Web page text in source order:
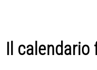
Il calendario